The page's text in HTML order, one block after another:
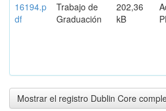
16194.p
df
Trabajo de
Graduación
202,36
kB
Mostrar el registro Dublin Core